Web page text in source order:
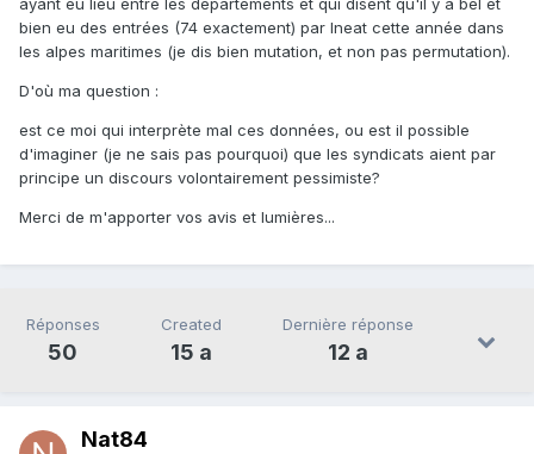
ayant eu lieu entre les départements et qui disent qu'il y a bel et
bien eu des entrées (74 exactement) par Ineat cette année dans
les alpes maritimes (je dis bien mutation, et non pas permutation).
D'où ma question :
est ce moi qui interprète mal ces données, ou est il possible
d'imaginer (je ne sais pas pourquoi) que les syndicats aient par
principe un discours volontairement pessimiste?
Merci de m'apporter vos avis et lumières...
Réponses
50
Created
15 a
Dernière réponse
12 a
Nat84